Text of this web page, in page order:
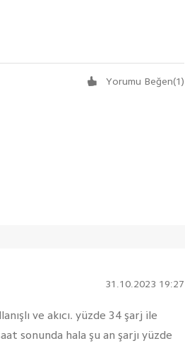
Yorumu Beğen(1 )
31.10.2023 19:27
ve akıcı. yüzde 34 şarj ile
sonunda hala şu an şarjı yüzde